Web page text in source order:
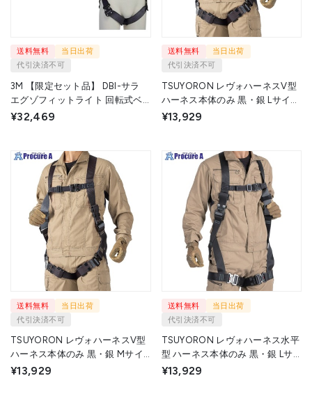
送料無料
当日出荷
代引決済不可
3M 【限定セット品】 DBI-サラ
エグゾフィットライト 回転式ベ
ルトフルハーネス・伸縮式ツイン
¥32,469
送料無料
当日出荷
代引決済不可
TSUYORON レヴォハーネスV型
ハーネス本体のみ 黒・銀 Lサイズ
TH508OTBKSLLBX 1本 ▼716-
¥13,929
送料無料
当日出荷
代引決済不可
TSUYORON レヴォハーネスV型
ハーネス本体のみ 黒・銀 Mサイ
ズ TH508OTBKSLMBX 1本
¥13,929
送料無料
当日出荷
代引決済不可
TSUYORON レヴォハーネス水平
型 ハーネス本体のみ 黒・銀 Lサ
イズ TH508HOTBKSLLBX 1本
¥13,929